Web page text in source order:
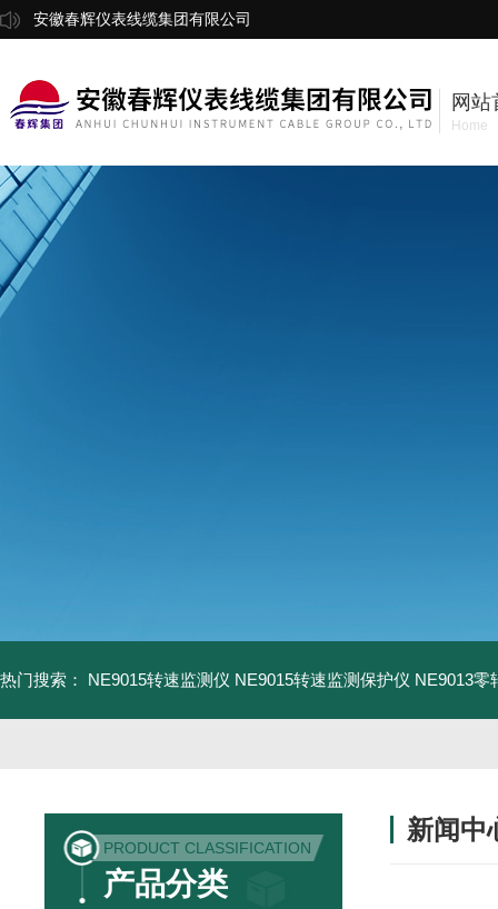
安徽春辉仪表线缆集团有限公司
网站
Home
热门搜索： NE9015转速监测仪 NE9015转速监测保护仪 NE9013零
PRODUCT CLASSIFICATION
产品分类
新闻中